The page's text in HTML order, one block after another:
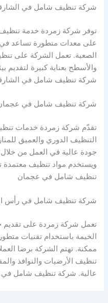
شركة تنظيف شامل في
توفر شركة زمردة خدمة
على معدات متطورة تساعد في
الصعبة. تعمل الشركة على
والأسطح بعناية كبيرة لتقديم
شركة تنظيف شامل في
شركة تنظيف شامل في
تقدّم شركة زمردة خدمات
التنظيف الدوري والعميق
جودة عالية في العمل من
ويستخدم مواد تنظيف معتمدة
تنظيف شامل في عجمان
شركة تنظيف شامل في رأس
تعمل شركة زمردة على
الخيمة باستخدام تقنيات
ممكنة. تهتم الشركة برضا
تنظيف الأرضيات والنوافذ
عالية. شركة تنظيف شامل في